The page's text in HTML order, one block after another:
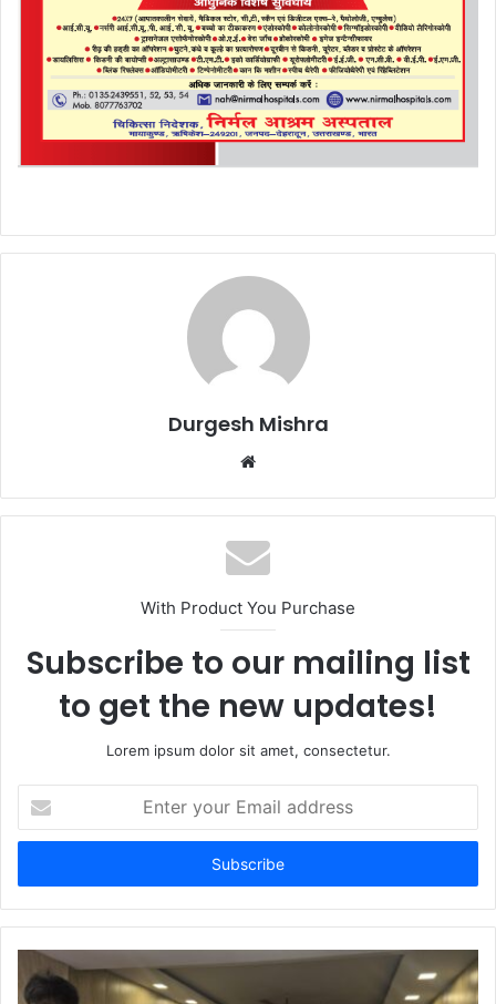
Durgesh Mishra
Website
With Product You Purchase
Subscribe to our mailing list
to get the new updates!
Lorem ipsum dolor sit amet, consectetur.
your
Email